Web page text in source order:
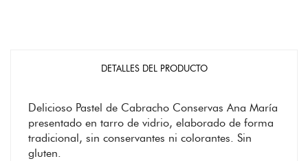
DETALLES DEL PRODUCTO
Delicioso Pastel de Cabracho Conservas Ana María
presentado en tarro de vidrio, elaborado de forma
tradicional, sin conservantes ni colorantes. Sin
gluten.